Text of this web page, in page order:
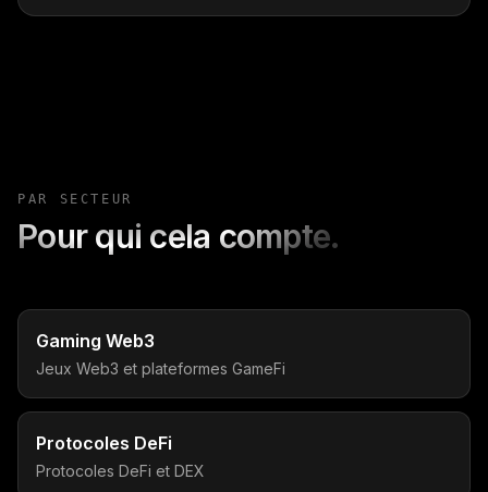
PAR SECTEUR
Pour qui cela compte.
Gaming Web3
Jeux Web3 et plateformes GameFi
Protocoles DeFi
Protocoles DeFi et DEX